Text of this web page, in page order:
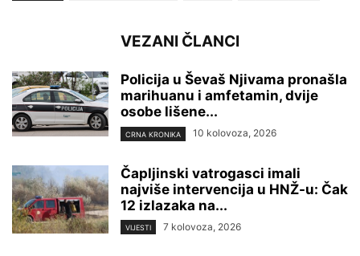
VEZANI ČLANCI
Policija u Ševaš Njivama pronašla
marihuanu i amfetamin, dvije
osobe lišene...
CRNA KRONIKA 10 kolovoza, 2026
Čapljinski vatrogasci imali
najviše intervencija u HNŽ-u: Čak
12 izlazaka na...
VIJESTI 7 kolovoza, 2026